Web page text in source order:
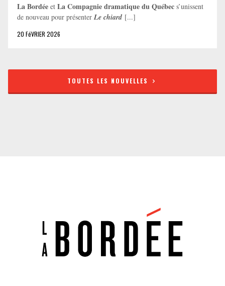
La Bordée et La Compagnie dramatique du Québec s’unissent
de nouveau pour présenter Le chiard [...]
20 FéVRIER 2026
TOUTES LES NOUVELLES